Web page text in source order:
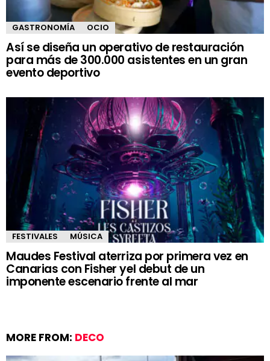
GASTRONOMÍA OCIO
Así se diseña un operativo de restauración
para más de 300.000 asistentes en un gran
evento deportivo
FESTIVALES MÚSICA
Maudes Festival aterriza por primera vez en
Canarias con Fisher yel debut de un
imponente escenario frente al mar
MORE FROM: DECO